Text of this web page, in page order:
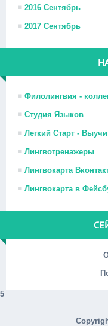
2016 Сентябрь
2017 Сентябрь
Филолингвия -
Студия Языков
Легкий Старт -
Лингвотренажеры
Лингвокарта
Лингвокарта в
5